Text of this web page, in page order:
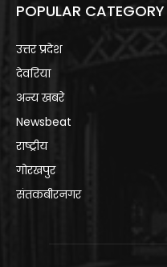
POPULAR CATEGORY
उत्तर प्रदेश
देवरिया
अन्य खबरे
Newsbeat
राष्ट्रीय
गोरखपुर
संतकबीरनगर